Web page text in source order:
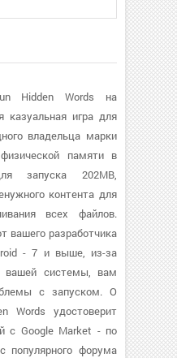
Hidden Words на
казуальная игра для
владельца марки
памяти в
запуска 202MB,
контента для
всех файлов.
вашего разработчика
- 7 и выше, из-за
вашей системы, вам
с запуском. О
Words удостоверит
с Google Market - по
популярного форума